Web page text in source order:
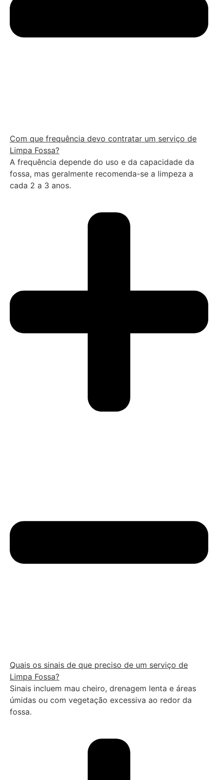
Com que frequência devo contratar um serviço de
Limpa Fossa?
A frequência depende do uso e da capacidade da
fossa, mas geralmente recomenda-se a limpeza a
cada 2 a 3 anos.
Quais os sinais de que preciso de um serviço de
Limpa Fossa?
Sinais incluem mau cheiro, drenagem lenta e áreas
úmidas ou com vegetação excessiva ao redor da
fossa.